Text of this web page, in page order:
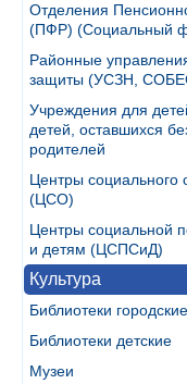
Отделения
(ПФР) (Социальный
Районные
защиты (УСЗН,
Учреждения для
детей, оставшихся
родителей
Центры социального
(ЦСО)
Центры социальной
и детям (ЦСПСиД)
Культура
Библиотеки
Библиотеки детские
Музеи